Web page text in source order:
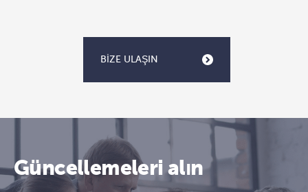
BIZE ULAŞIN
Güncellemeleri alın